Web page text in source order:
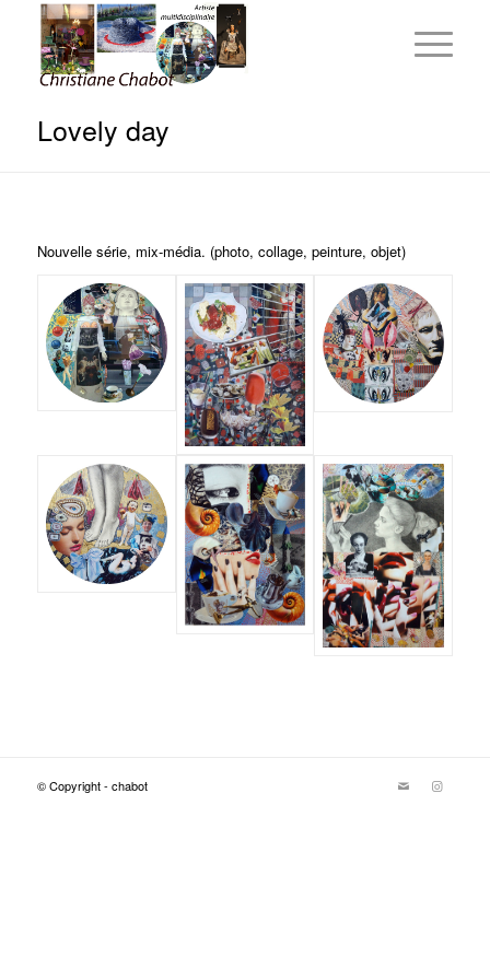
Lovely day
Nouvelle série, mix-média. (photo, collage, peinture, objet)
© Copyright - chabot